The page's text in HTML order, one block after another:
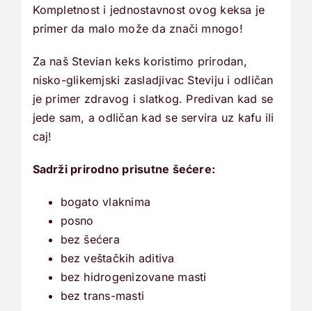
Kompletnost i jednostavnost ovog keksa je
primer da malo može da znači mnogo!
Za naš Stevian keks koristimo prirodan,
nisko-glikemjski zasladjivac Steviju i odličan
je primer zdravog i slatkog. Predivan kad se
jede sam, a odličan kad se servira uz kafu ili
caj!
Sadrži prirodno prisutne šećere:
bogato vlaknima
posno
bez šećera
bez veštačkih aditiva
bez hidrogenizovane masti
bez trans-masti